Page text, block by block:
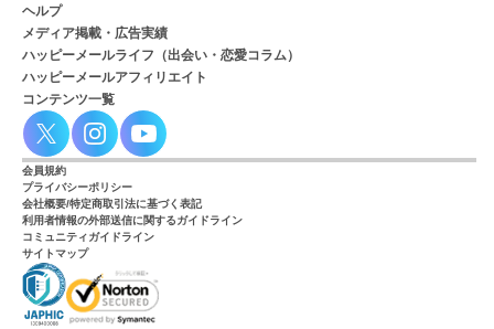
ヘルプ
メディア掲載・広告実績
ハッピーメールライフ（出会い・恋愛コラム）
ハッピーメールアフィリエイト
コンテンツ一覧
会員規約
プライバシーポリシー
会社概要/特定商取引法に基づく表記
利用者情報の外部送信に関するガイドライン
コミュニティガイドライン
サイトマップ